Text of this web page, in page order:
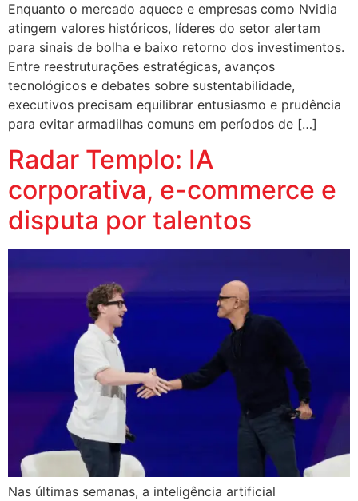
Enquanto o mercado aquece e empresas como Nvidia
atingem valores históricos, líderes do setor alertam
para sinais de bolha e baixo retorno dos investimentos.
Entre reestruturações estratégicas, avanços
tecnológicos e debates sobre sustentabilidade,
executivos precisam equilibrar entusiasmo e prudência
para evitar armadilhas comuns em períodos de […]
Radar Templo: IA
corporativa, e-commerce e
disputa por talentos
Nas últimas semanas, a inteligência artificial